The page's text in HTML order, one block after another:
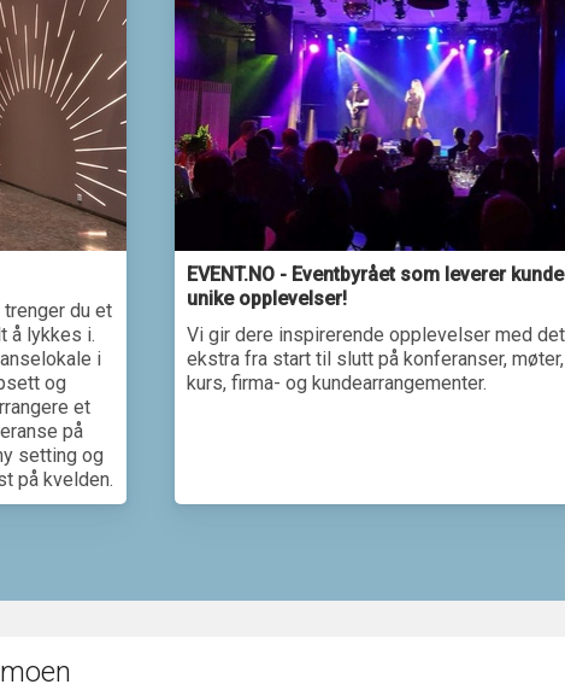
trenger du et
å lykkes i.
i
og
et
på
setting og
på kvelden.
EVENT.NO - Eventbyrået som leverer
unike opplevelser!
Vi gir dere inspirerende opplevelser med
ekstra fra start til slutt på konferanser, møter,
kurs, firma- og kundearrangementer.